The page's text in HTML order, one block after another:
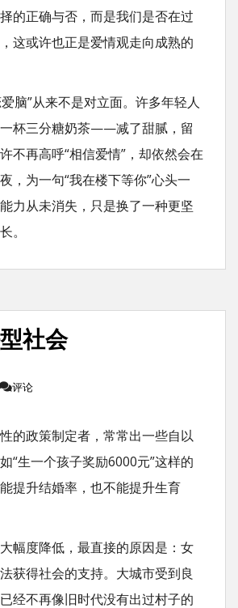
的正确与否，而是我们是否在过
这或许也正是爱情观走向成熟的
脑”从来不是对立面。许多年轻人
杯三分糖奶茶——减了甜腻，留
不再高呼“相信爱情”，却依然会在
，为一句“我在楼下等你”心头一
力从未消失，只是换了一种更坚
。
社会
评论
的政策制定者，常常出一些自以
“生一个孩子奖励6000元”这样的
提升结婚率，也不能提升生育
幅度降低，最直接的原因是：女
获得社会的支持。大城市受到良
经不再像旧时代没有出过村子的